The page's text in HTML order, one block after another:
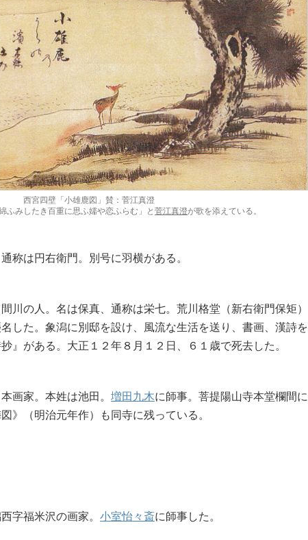
西宮四壁「小雄鹿図」賛：菅江真澄
ふみしたき百重に思ふ嬬や恋ふらむ」と菅江真澄が歌を添えている。
称は円右衛門。別号に羽横がある。
川の人。名は保真、通称は栄七。荒川格堂（新右衛門保矩）
した。象潟に別邸を設け、風流な生活を送り、書画、漢詩を
』がある。大正１２年８月１２日、６１歳で死去した。
画家。本姓は池田。 増田九木に師事。菩提陽山寺本堂欄間に
》（明治元年作）も同寺に残っている。
字福米沢の画家。 小室怡々斎に師事した。